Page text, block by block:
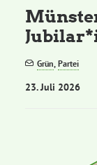
CampusGrün
Grün,Partei
23. Juli 2026